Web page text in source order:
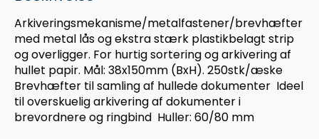
Arkiveringsmekanisme/metalfastener/brevhæfter
med metal lås og ekstra stærk plastikbelagt strip
og overligger. For hurtig sortering og arkivering af
hullet papir. Mål: 38x150mm (BxH). 250stk/æske
Brevhæfter til samling af hullede dokumenter  Ideel
til overskuelig arkivering af dokumenter i
brevordnere og ringbind  Huller: 60/80 mm